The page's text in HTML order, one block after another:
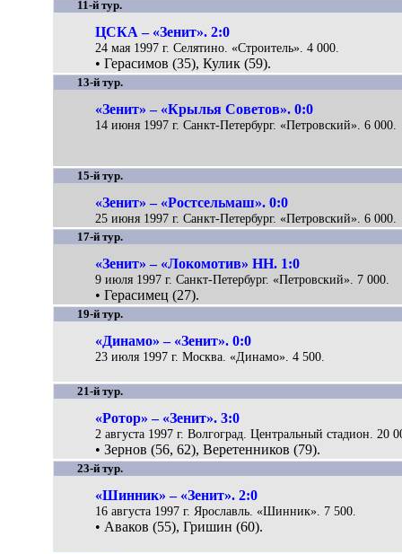
11-й тур.
ЦСКА – «Зенит». 2:0
24 мая 1997 г. Селятино. «Строитель». 4 000.
• Герасимов (35), Кулик (59).
13-й тур.
«Зенит» – «Крылья Советов». 0:0
14 июня 1997 г. Санкт-Петербург. «Петровский». 6 000.
15-й тур.
«Зенит» – «Ростсельмаш». 0:0
25 июня 1997 г. Санкт-Петербург. «Петровский». 6 000.
17-й тур.
«Зенит» – «Локомотив» НН. 1:0
9 июля 1997 г. Санкт-Петербург. «Петровский». 7 000.
• Герасимец (27).
19-й тур.
«Динамо» – «Зенит». 0:0
23 июля 1997 г. Москва. «Динамо». 4 500.
21-й тур.
«Ротор» – «Зенит». 3:0
2 августа 1997 г. Волгоград. Центральный стадион. 20
• Зернов (56, 62), Веретенников (79).
23-й тур.
«Шинник» – «Зенит». 2:0
16 августа 1997 г. Ярославль. «Шинник». 7 500.
• Аваков (55), Гришин (60).